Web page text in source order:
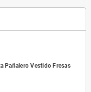
Pañalero Vestido Fresas